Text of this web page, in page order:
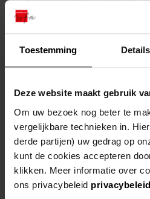
Toestemming Details
Deze website maakt gebruik
Om uw bezoek nog beter te
vergelijkbare technieken in.
derde partijen) uw gedrag op
kunt de cookies accepteren
klikken. Meer informatie over
ons privacybeleid privacybeleid
bouwvergunningen
omgevingsvergunningen
vergunningen
uitleg nodig?
Wij helpen u op weg met
bekijk alle zoektips
Wij helpen u op weg met
bekijk alle zoektips
bekijk ons
advisering en toezicht
beleidsplan
gemeenschappelijke
publiek jaarverslag
steun het archief
U kunt ook Vriend worden
Archief steunen.
meer weten
Door een fout tijdens het verwerken
404- Not Found
Mogelijk kunt u deze pagina niet
een verouderde bladwijzer/favoriet